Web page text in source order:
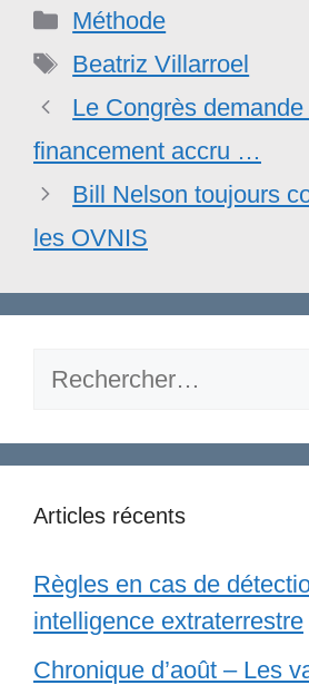
Catégories
Méthode
Étiquettes
Beatriz Villarroel
Le Congrès demande
financement accru …
Bill Nelson toujours
les OVNIS
Rechercher :
Articles récents
Règles en cas de
intelligence extraterrestre
Chronique d’août – Les